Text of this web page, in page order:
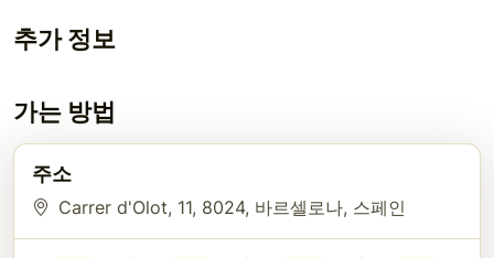
추가 정보
가는 방법
주소
Carrer d'Olot, 11, 8024, 바르셀로나, 스페인